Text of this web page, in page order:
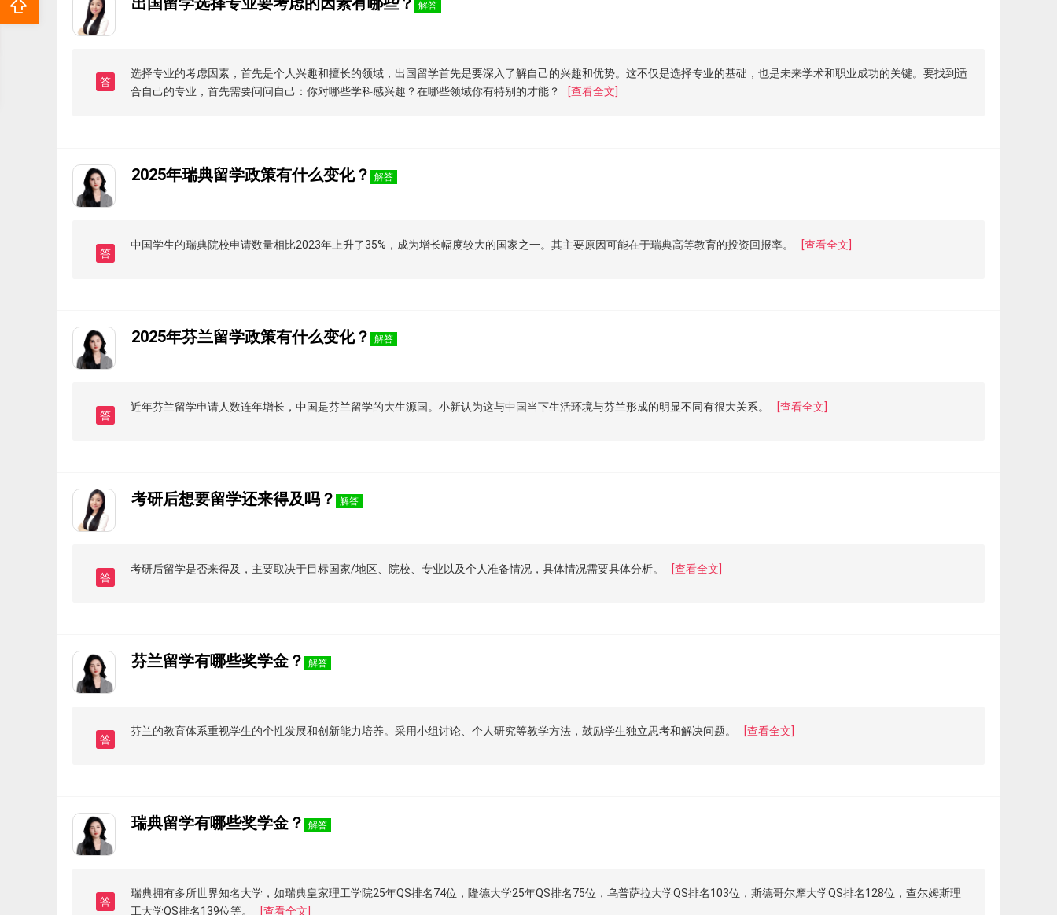
解答
答
选择专业的考虑因素，首先是个人兴趣和擅长的领域，出国留学首先是要深入了解自己的兴趣和优势。这不仅是选择专业的基础，也是未来学术和职业成功的关键。要找到适
合自己的专业，首先需要问问自己：你对哪些学科感兴趣？在哪些领域你有特别的才能？
[查看全文]
2025年瑞典留学政策有什么变化？ 解答
答
中国学生的瑞典院校申请数量相比2023年上升了35%，成为增长幅度较大的国家之一。其主要原因可能在于瑞典高等教育的投资回报率。 [查看全文]
2025年芬兰留学政策有什么变化？ 解答
答
近年芬兰留学申请人数连年增长，中国是芬兰留学的大生源国。小新认为这与中国当下生活环境与芬兰形成的明显不同有很大关系。 [查看全文]
考研后想要留学还来得及吗？ 解答
答
考研后留学是否来得及，主要取决于目标国家/地区、院校、专业以及个人准备情况，具体情况需要具体分析。 [查看全文]
芬兰留学有哪些奖学金？ 解答
答
芬兰的教育体系重视学生的个性发展和创新能力培养。采用小组讨论、个人研究等教学方法，鼓励学生独立思考和解决问题。 [查看全文]
瑞典留学有哪些奖学金？ 解答
答
瑞典拥有多所世界知名大学，如瑞典皇家理工学院25年QS排名74位，隆德大学25年QS排名75位，乌普萨拉大学QS排名103位，斯德哥尔摩大学QS排名128位，查尔姆斯理
工大学QS排名139位等。
[查看全文]